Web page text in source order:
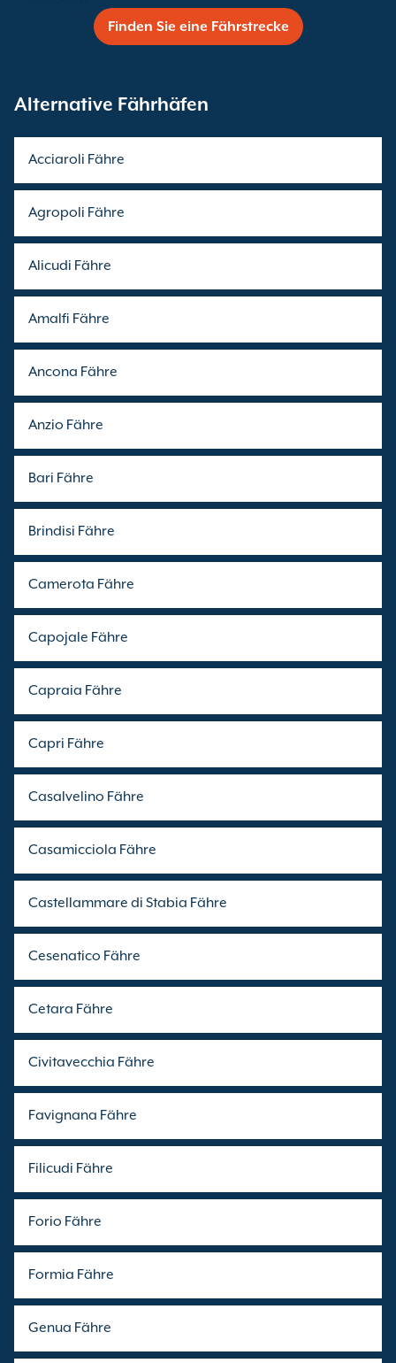
Finden Sie eine Fährstrecke
Alternative Fährhäfen
Acciaroli Fähre
Agropoli Fähre
Alicudi Fähre
Amalfi Fähre
Ancona Fähre
Anzio Fähre
Bari Fähre
Brindisi Fähre
Camerota Fähre
Capojale Fähre
Capraia Fähre
Capri Fähre
Casalvelino Fähre
Casamicciola Fähre
Castellammare di Stabia Fähre
Cesenatico Fähre
Cetara Fähre
Civitavecchia Fähre
Favignana Fähre
Filicudi Fähre
Forio Fähre
Formia Fähre
Genua Fähre